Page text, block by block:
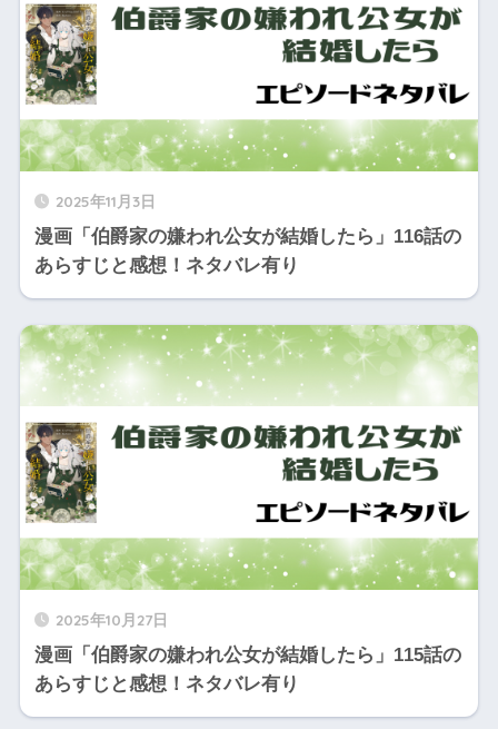
2025年11月3日
漫画「伯爵家の嫌われ公女が結婚したら」116話の
あらすじと感想！ネタバレ有り
2025年10月27日
漫画「伯爵家の嫌われ公女が結婚したら」115話の
あらすじと感想！ネタバレ有り